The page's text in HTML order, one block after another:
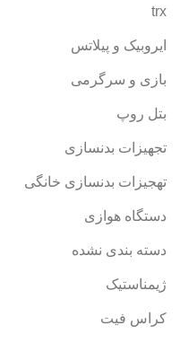
trx
ایروبیک و پیلاتس
بازی و سرگرمی
بتل روپ
تجهیزات بدنسازی
تهجیزات بدنسازی خانگی
دستگاه هوازی
دسته بندی نشده
ژیمناستیک
کراس فیت